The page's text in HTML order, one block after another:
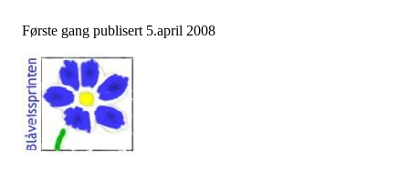
Første gang publisert 5.april 2008